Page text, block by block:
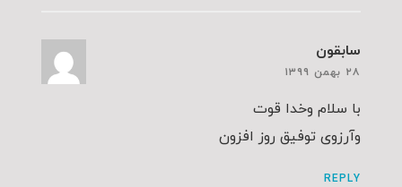
سابقون
۲۸ بهمن ۱۳۹۹
با سلام وخدا قوت
وآرزوی توفیق روز افزون
REPLY